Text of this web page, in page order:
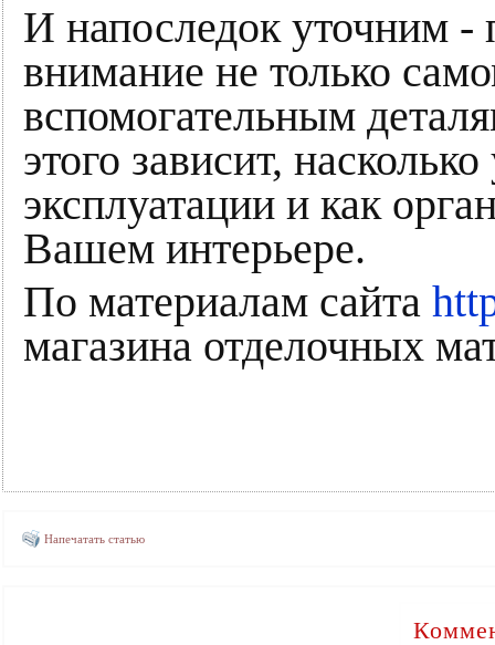
И напоследок уточним -
внимание не только
вспомогательным
этого зависит,
эксплуатации и как
Вашем интерьере.
По материалам сайта
магазина отделочных
Напечатать статью